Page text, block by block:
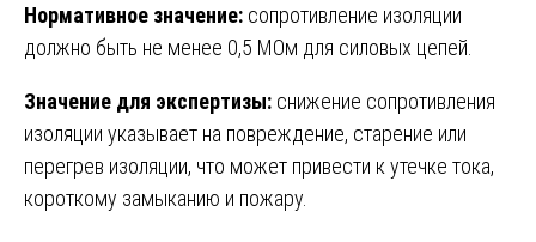
Нормативное значение: сопротивление изоляции
должно быть не менее 0,5 МОм для силовых цепей.
Значение для экспертизы: снижение сопротивления
изоляции указывает на повреждение, старение или
перегрев изоляции, что может привести к утечке тока,
короткому замыканию и пожару.